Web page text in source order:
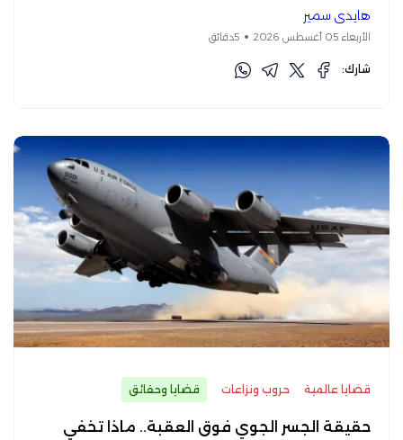
هايدي سمير
الأربعاء 05 أغسطس 2026 5دقائق
شارك:
قضايا عالمية حروب ونزاعات قضايا وحقائق
حقيقة الجسر الجوي فوق العقبة.. ماذا تخفي